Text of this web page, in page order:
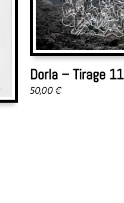
Dorla – Tirage 11
50,00 €